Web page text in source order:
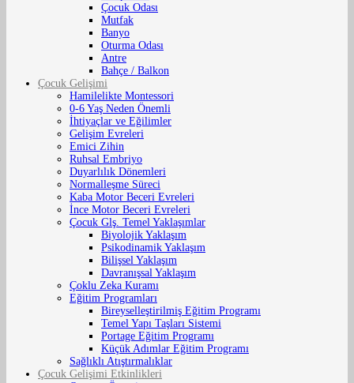
Çocuk Odası
Mutfak
Banyo
Oturma Odası
Antre
Bahçe / Balkon
Çocuk Gelişimi
Hamilelikte Montessori
0-6 Yaş Neden Önemli
İhtiyaçlar ve Eğilimler
Gelişim Evreleri
Emici Zihin
Ruhsal Embriyo
Duyarlılık Dönemleri
Normalleşme Süreci
Kaba Motor Beceri Evreleri
İnce Motor Beceri Evreleri
Çocuk Glş. Temel Yaklaşımlar
Biyolojik Yaklaşım
Psikodinamik Yaklaşım
Bilişsel Yaklaşım
Davranışsal Yaklaşım
Çoklu Zeka Kuramı
Eğitim Programları
Bireyselleştirilmiş Eğitim Programı
Temel Yapı Taşları Sistemi
Portage Eğitim Programı
Küçük Adımlar Eğitim Programı
Sağlıklı Atıştırmalıklar
Çocuk Gelişimi Etkinlikleri